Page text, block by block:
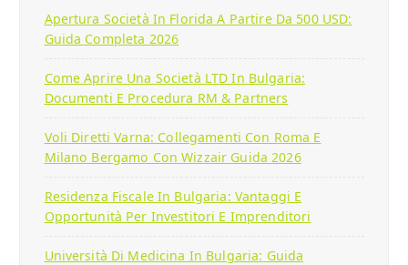
Apertura Società In Florida A Partire Da 500 USD:
Guida Completa 2026
Come Aprire Una Società LTD In Bulgaria:
Documenti E Procedura RM & Partners
Voli Diretti Varna: Collegamenti Con Roma E
Milano Bergamo Con Wizzair Guida 2026
Residenza Fiscale In Bulgaria: Vantaggi E
Opportunità Per Investitori E Imprenditori
Università Di Medicina In Bulgaria: Guida